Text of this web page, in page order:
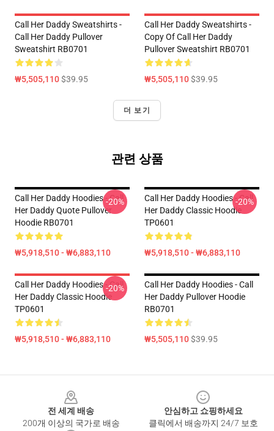
Call Her Daddy Sweatshirts -
Call Her Daddy Pullover
Sweatshirt RB0701
₩5,505,110$39.95
Call Her Daddy Sweatshirts -
Copy Of Call Her Daddy
Pullover Sweatshirt RB0701
₩5,505,110$39.95
더 보기
관련 상품
Call Her Daddy Hoodies - Call
Her Daddy Quote Pullover
Hoodie RB0701
₩5,918,510 - ₩6,883,110
-20%
Call Her Daddy Hoodies - Call
Her Daddy Classic Hoodie
TP0601
₩5,918,510 - ₩6,883,110
-20%
Call Her Daddy Hoodies - Call
Her Daddy Classic Hoodie
TP0601
₩5,918,510 - ₩6,883,110
-20%
Call Her Daddy Hoodies - Call
Her Daddy Pullover Hoodie
RB0701
₩5,505,110$39.95
전 세계 배송
200개 이상의 국가로 배송
안심하고 쇼핑하세요
클릭에서 배송까지 24/7 보호